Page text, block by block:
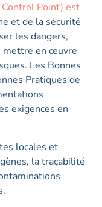
Control Point) est
et de la sécurité
les dangers,
mettre en œuvre
Les Bonnes
Pratiques de
exigences en
locales et
la traçabilité